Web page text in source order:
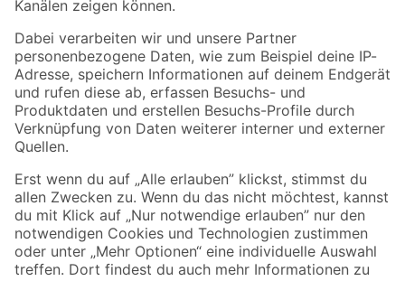
Folge uns
Zahlungsarten Versandarten
Sicher einkaufen
Jetzt die toom-App herunterladen